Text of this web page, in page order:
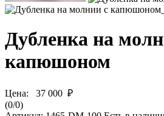
Дубленка на
капюшоном
Цена:
37 000 ₽
(0/0)